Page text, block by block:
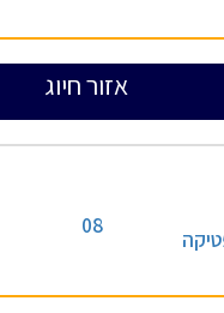
אזור חיוג
08